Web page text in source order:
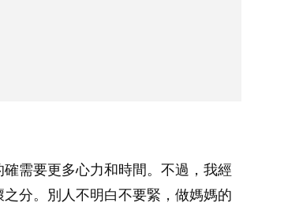
需要更多心力和時間。不過，我經
分。別人不明白不要緊，做媽媽的